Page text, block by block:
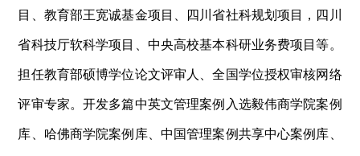
目、教育部王宽诚基金项目、四川省社科规划项目，四川
省科技厅软科学项目、中央高校基本科研业务费项目等。
担任教育部硕博学位论文评审人、全国学位授权审核网络
评审专家。开发多篇中英文管理案例入选毅伟商学院案例
库、哈佛商学院案例库、中国管理案例共享中心案例库、